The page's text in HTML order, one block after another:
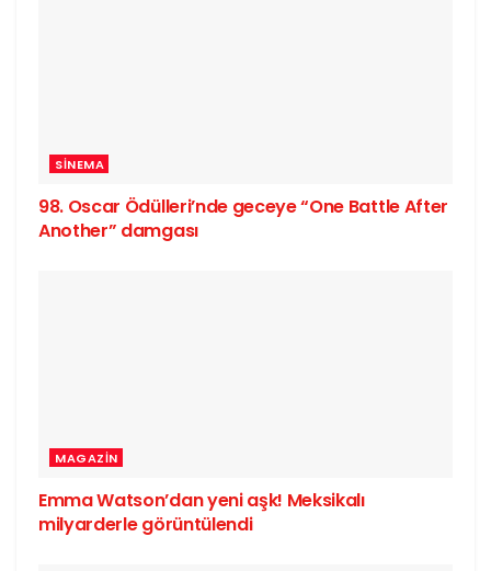
SINEMA
98. Oscar Ödülleri’nde geceye “One Battle After
Another” damgası
MAGAZIN
Emma Watson’dan yeni aşk! Meksikalı
milyarderle görüntülendi